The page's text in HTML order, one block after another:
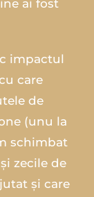
ai fost
impactul
care
de
(unu la
schimbat
zecile de
și care